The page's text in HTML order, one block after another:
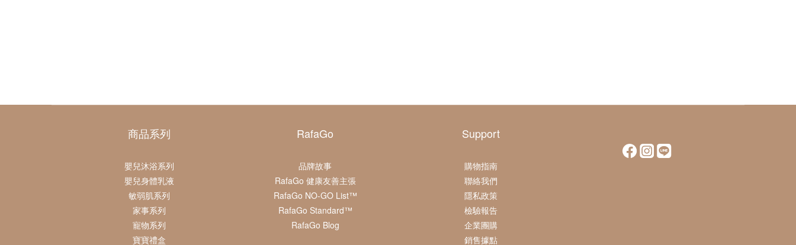
商品系列
嬰兒沐浴系列
嬰兒身體乳液
敏弱肌系列
家事系列
寵物系列
寶寶禮盒
RafaGo
品牌故事
RafaGo 健康友善主張
RafaGo NO-GO List™
RafaGo Standard™
RafaGo Blog
Support
購物指南
聯絡我們
隱私政策
檢驗報告
企業團購
銷售據點